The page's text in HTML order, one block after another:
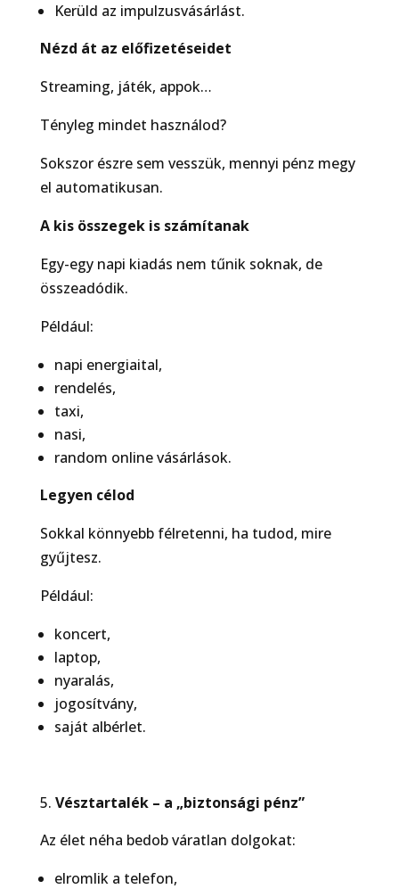
Kerüld az impulzusvásárlást.
Nézd át az előfizetéseidet
Streaming, játék, appok…
Tényleg mindet használod?
Sokszor észre sem vesszük, mennyi pénz megy
el automatikusan.
A kis összegek is számítanak
Egy-egy napi kiadás nem tűnik soknak, de
összeadódik.
Például:
napi energiaital,
rendelés,
taxi,
nasi,
random online vásárlások.
Legyen célod
Sokkal könnyebb félretenni, ha tudod, mire
gyűjtesz.
Például:
koncert,
laptop,
nyaralás,
jogosítvány,
saját albérlet.
Vésztartalék – a „biztonsági pénz”
Az élet néha bedob váratlan dolgokat:
elromlik a telefon,